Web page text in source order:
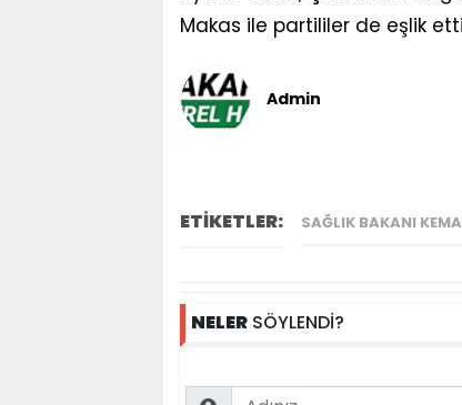
Makas ile partililer de eşlik
Admin
ETİKETLER: SAĞLIK BAKANI
NELER SÖYLENDİ?
Name